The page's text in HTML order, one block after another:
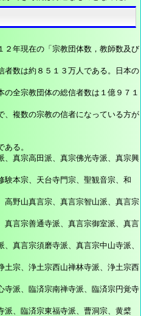
年現在の「宗教団体数，教師数及び
数は約８５１３万人である。日本の
全宗教団体の総信者数は１億９７１
複数の宗教の信者になっている方が
る。
宗高田派、真宗佛光寺派、真宗興
宗、天台寺門宗、聖観音宗、和
山真言宗、真言宗智山派、真言宗
宗善通寺派、真言宗御室派、真言
言宗須磨寺派、真言宗中山寺派、
、浄土宗西山禅林寺派、浄土宗西
、臨済宗南禅寺派、臨済宗円覚寺
臨済宗東福寺派、曹洞宗、黄檗